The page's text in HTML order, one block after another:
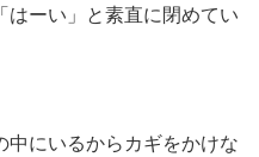
はーい」と素直に閉めてい
中にいるからカギをかけな